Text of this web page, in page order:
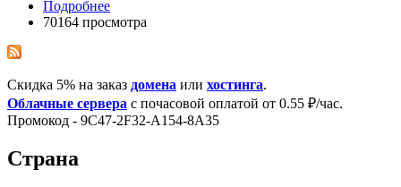
Подробнее
70164 просмотра
Скидка 5% на заказ домена или хостинга.
Облачные сервера с почасовой оплатой от 0.55 ₽/час.
Промокод - 9C47-2F32-A154-8A35
Страна